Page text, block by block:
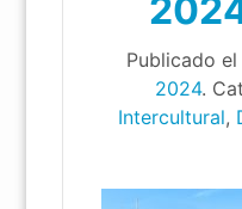
Publicado el
2024.
Intercultural,